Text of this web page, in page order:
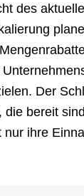
des
Der
die bereit
nur ihre